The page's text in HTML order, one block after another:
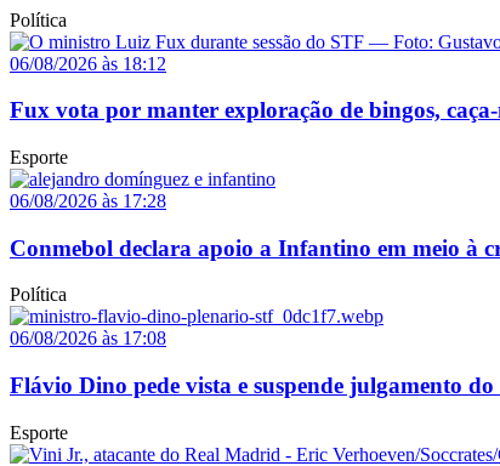
Política
06/08/2026 às 18:12
Fux vota por manter exploração de bingos,
Esporte
06/08/2026 às 17:28
Conmebol declara apoio a Infantino em meio à
Política
06/08/2026 às 17:08
Flávio Dino pede vista e suspende julgamento
Esporte